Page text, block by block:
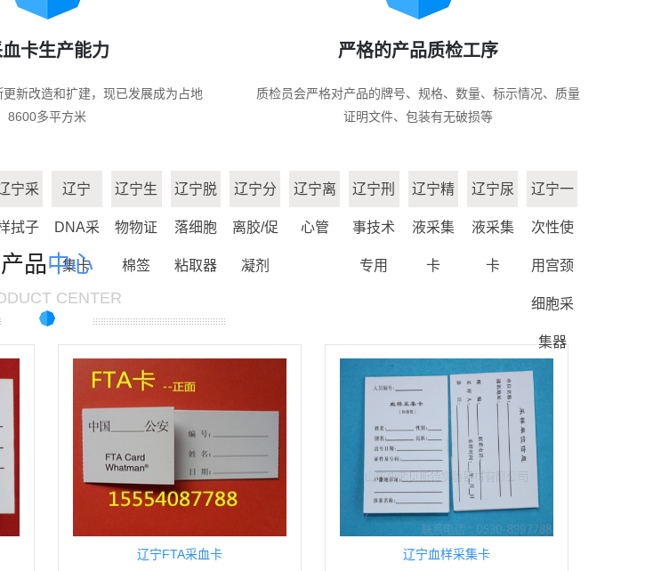
细胞采集卡
采样拭子
生物物证棉
精液采集卡
液采集卡
次性使用
胞采集器
卡生产能力
新改造和扩建，现已发展成为占地
8600多平方米
严格的产品质检工序
质检员会严格对产品的牌号、规格、数量、标示情况、质量
证明文件、包装有无破损等
宁采
拭子
辽宁
DNA采
集卡
辽宁生
物物证
棉签
辽宁脱
落细胞
粘取器
辽宁分
离胶/促
凝剂
辽宁离
心管
辽宁刑
事技术
专用
辽宁精
液采集
卡
辽宁尿
液采集
卡
辽宁一
次性使
用宫颈
细胞采
集器
产品中心
CENTER
辽宁FTA采血卡 辽宁血样采集卡